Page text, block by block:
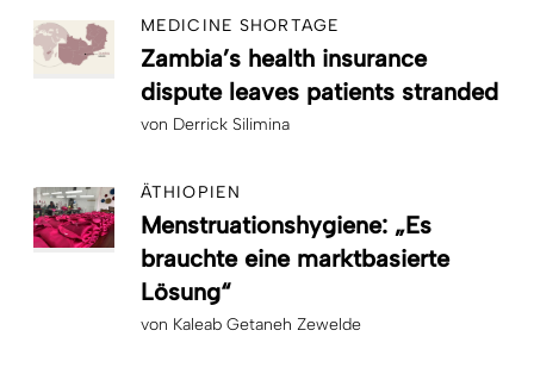
MEDICINE SHORTAGE
Zambia’s health insurance
dispute leaves patients stranded
von Derrick Silimina
ÄTHIOPIEN
Menstruationshygiene: „Es
brauchte eine marktbasierte
Lösung“
von Kaleab Getaneh Zewelde